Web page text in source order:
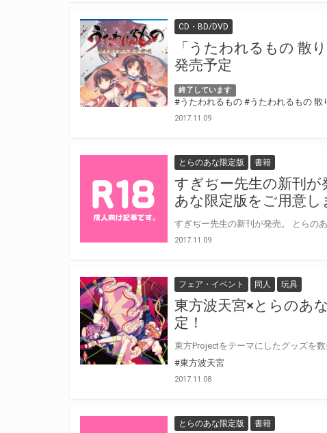
CD・BD/DVD
「うたわれるもの 散
発売予定
終了しています
#うたわれるもの #うたわれるもの 散
2017.11.09
とらのあな限定版 書籍
すぎぢー先生の新刊
あな限定版をご用意し
すぎぢー先生の新刊が発売。 とらの
2017.11.09
フェア・イベント 同人 玩具
東方波天宮×とらのあ
定！
#東方波天宮
2017.11.08
とらのあな限定版 書籍